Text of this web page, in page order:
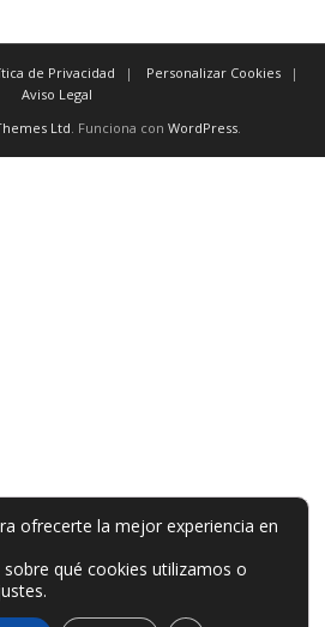
de Privacidad
Personalizar Cookies
Aviso Legal
Ltd. Funciona con WordPress.
ofrecerte la mejor experiencia en
qué cookies utilizamos o
.